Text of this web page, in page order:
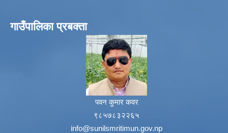
गाउँपालिका प्रबक्ता
पवन कुमार कवर
९८५७८३२२६५
info@sunilsmritimun.gov.np